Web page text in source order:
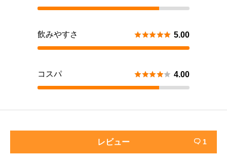
飲みやすさ  5.00
コスパ  4.00
レビュー  1